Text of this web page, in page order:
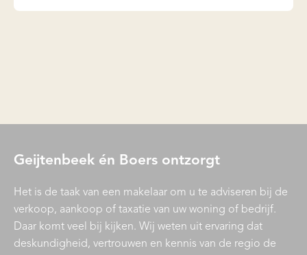
Geijtenbeek én Boers ontzorgt
Het is de taak van een makelaar om u te adviseren bij de
verkoop, aankoop of taxatie van uw woning of bedrijf.
Daar komt veel bij kijken. Wij weten uit ervaring dat
deskundigheid, vertrouwen en kennis van de regio de